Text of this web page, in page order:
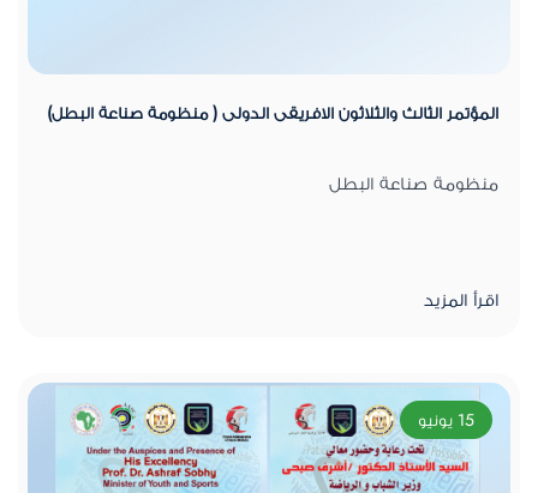
المؤتمر الثالث والثلاثون الافريقى الدولى ( منظومة صناعة البطل)
منظومة صناعة البطل
اقرأ المزيد
15 يونيو